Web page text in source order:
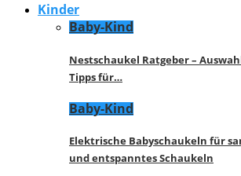
Kinder
Baby-Kind
Nestschaukel Ratgeber –
Tipps für…
Baby-Kind
Elektrische Babyschaukeln für
und entspanntes Schaukeln